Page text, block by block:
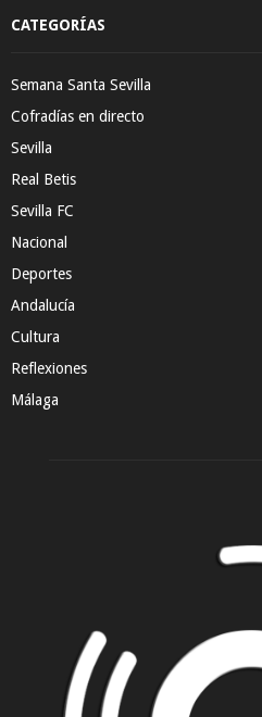
CATEGORÍAS
Semana Santa Sevilla
Cofradías en directo
Sevilla
Real Betis
Sevilla FC
Nacional
Deportes
Andalucía
Cultura
Reflexiones
Málaga